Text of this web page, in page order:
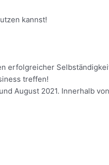
kannst!
erfolgreicher
treffen!
August 2021. Innerhalb